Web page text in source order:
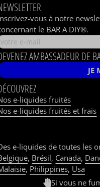
vous à notre
le BAR A DIY®.
AMBASSADEUR DE
JE
e-liquides fruités
e-liquides fruités et frais
e-liquides de toutes les
, Brésil, Canada,
, Philippines, Usa
Si vous ne